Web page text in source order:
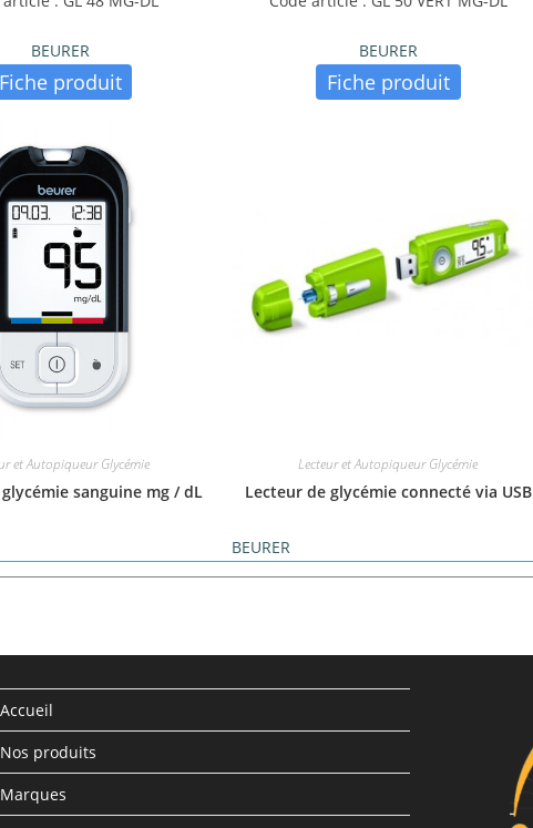
BEURER
Fiche produit
et Autopiqueur Glycémie
sanguine mg / dL
BEURER
Fiche produit
Lecteur et Autopiqueur Glycémie
Lecteur de glycémie connecté via USB
BEURER
Accueil
Nos produits
Marques